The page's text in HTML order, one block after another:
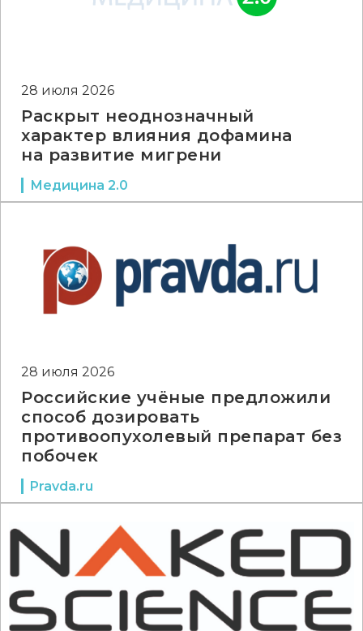
28 июля 2026
Раскрыт неоднозначный
характер влияния дофамина
на развитие мигрени
Медицина 2.0
28 июля 2026
Российские учёные предложили
способ дозировать
противоопухолевый препарат без
побочек
Pravda.ru